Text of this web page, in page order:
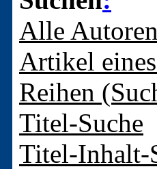
Alle
Artikel
Reihen
Titel-Suche
Titel-Inhalt-